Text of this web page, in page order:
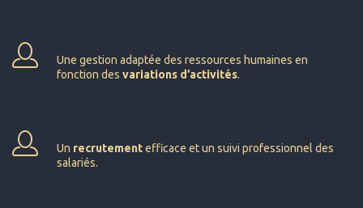
Une gestion adaptée des ressources humaines en
fonction des variations d’activités.
Un recrutementefficace et un suivi professionnel des
salariés.